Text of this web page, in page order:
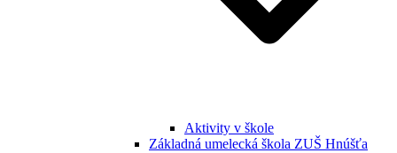
Aktivity v škole
Základná umelecká škola ZUŠ Hnúšťa